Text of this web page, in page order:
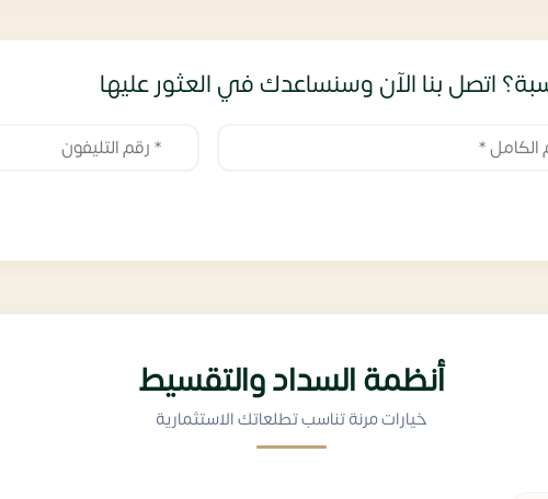
اتصل بنا الآن وسنساعدك في العثور عليها
أنظمة السداد والتقسيط
خيارات مرنة تناسب تطلعاتك الاستثمارية